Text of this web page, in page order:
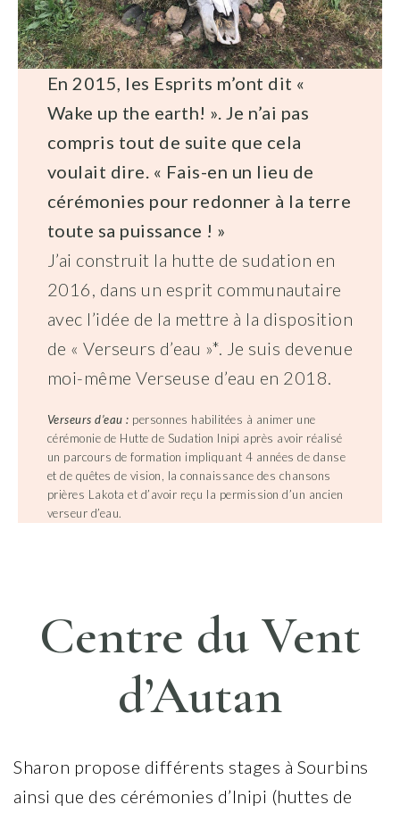
En 2015, les Esprits m’ont dit «
Wake up the earth! ». Je n’ai pas
compris tout de suite que cela
voulait dire. « Fais-en un lieu de
cérémonies pour redonner à la terre
toute sa puissance ! »
J’ai construit la hutte de sudation en
2016, dans un esprit communautaire
avec l’idée de la mettre à la disposition
de « Verseurs d’eau »*. Je suis devenue
moi-même Verseuse d’eau en 2018.
Verseurs d’eau : personnes habilitées à animer une
cérémonie de Hutte de Sudation Inipi après avoir réalisé
un parcours de formation impliquant 4 années de danse
et de quêtes de vision, la connaissance des chansons
prières Lakota et d’avoir reçu la permission d’un ancien
verseur d’eau.
Centre du Vent
d’Autan
Sharon propose différents stages à Sourbins
ainsi que des cérémonies d’Inipi (huttes de